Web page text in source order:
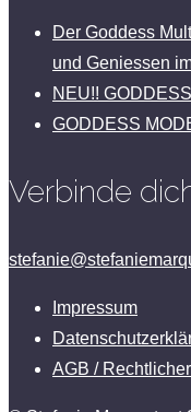
Der Goddess
und Geniessen
NEU!!
GODDESS
Verbinde
Impressum
AGB /